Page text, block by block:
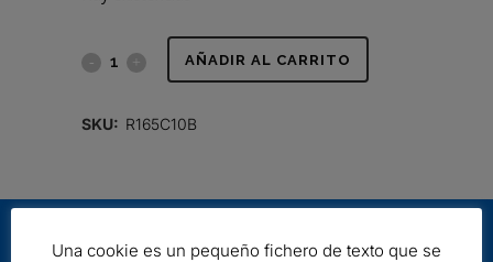
FILTRO AÑADIR AL CARRITO
SKU: R165C10B
Una cookie es un pequeño fichero de texto que se